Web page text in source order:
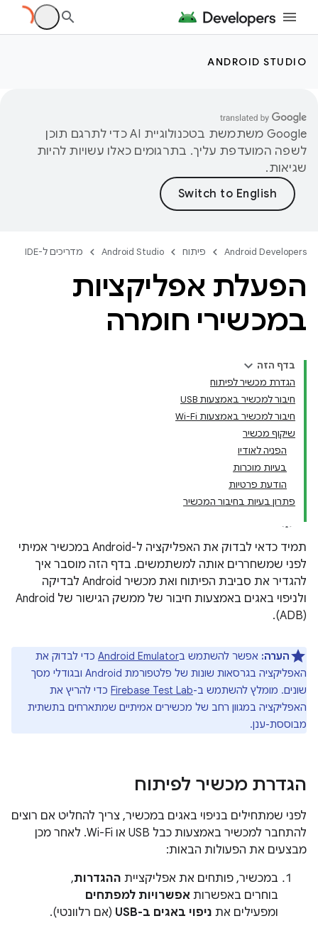
ANDROID STUDIO
‫Google משתמשת בטכנולוגיית AI כדי לתרגם תוכן
לשפה המועדפת עליך. בתרגומים כאלו עשויות להיות
שגיאות.
Android Developers פיתוח Android Studio מדריכים ל-IDE
הפעלת אפליקציות
במכשירי חומרה
בדף הזה
הגדרת מכשיר לפיתוח
חיבור למכשיר באמצעות USB
חיבור למכשיר באמצעות Wi-Fi
שיקוף מכשיר
הפניה לאודיו
בעיות מוכרות
הודעת פרטיות
פתרון בעיות בחיבור המכשיר
תמיד כדאי לבדוק את האפליקציה ל-Android במכשיר אמיתי
לפני שמשחררים אותה למשתמשים. בדף הזה מוסבר איך
להגדיר את סביבת הפיתוח ואת מכשיר Android לבדיקה
(ADB).
הערה: אפשר להשתמש בAndroid Emulator כדי לבדוק את
האפליקציה בגרסאות שונות של פלטפורמת Android ובגודלי מסך
שונים. מומלץ להשתמש ב-Firebase Test Lab כדי להריץ את
האפליקציה במגוון רחב של מכשירים אמיתיים שמתארחים בתשתית
מבוססת-ענן.
הגדרת מכשיר לפיתוח
לפני שמתחילים בניפוי באגים במכשיר, צריך להחליט אם רוצים
להתחבר למכשיר באמצעות כבל USB או Wi-Fi. לאחר מכן
מבצעים את הפעולות הבאות:
במכשיר, פותחים את אפליקציית ההגדרות,
בוחרים באפשרות אפשרויות למפתחים
ומפעילים את ניפוי באגים ב-USB (אם רלוונטי).